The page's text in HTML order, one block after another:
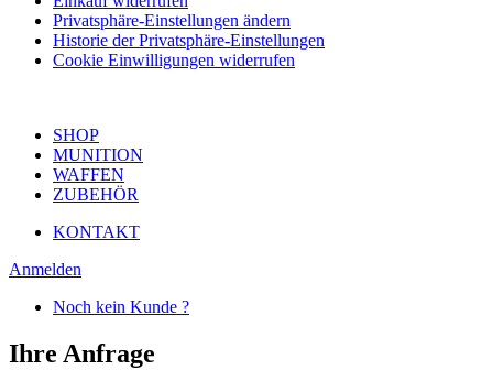
Privatsphäre-Einstellungen ändern
Historie der Privatsphäre-Einstellungen
Cookie Einwilligungen widerrufen
SHOP
MUNITION
WAFFEN
ZUBEHÖR
KONTAKT
Anmelden
Noch kein Kunde ?
Ihre Anfrage